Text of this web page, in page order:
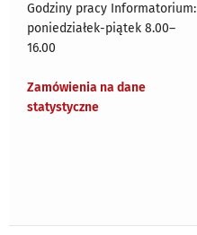
Godziny pracy Informatorium:
poniedziałek-piątek 8.00–
16.00
Zamówienia na dane
statystyczne